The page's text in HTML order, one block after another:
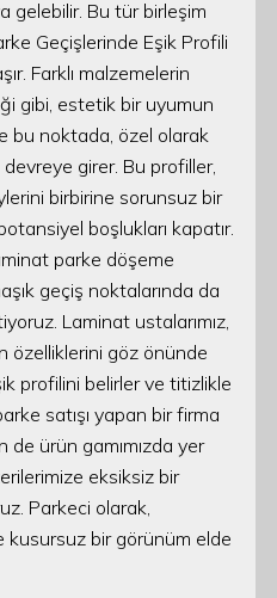
gelebilir. Bu tür birleşim
Geçişlerinde Eşik Profili
Farklı malzemelerin
gibi, estetik bir uyumun
bu noktada, özel olarak
girer. Bu profiller,
birbirine sorunsuz bir
boşlukları kapatır.
parke döşeme
geçiş noktalarında da
Laminat ustalarımız,
özelliklerini göz önünde
profilini belirler ve titizlikle
satışı yapan bir firma
ürün gamımızda yer
eksiksiz bir
Parkeci olarak,
kusursuz bir görünüm elde